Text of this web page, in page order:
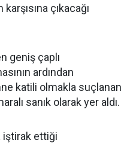
çıkacağı
geniş çaplı
ardından
katili olmakla suçlanan
sanık olarak yer aldı.
iştirak ettiği